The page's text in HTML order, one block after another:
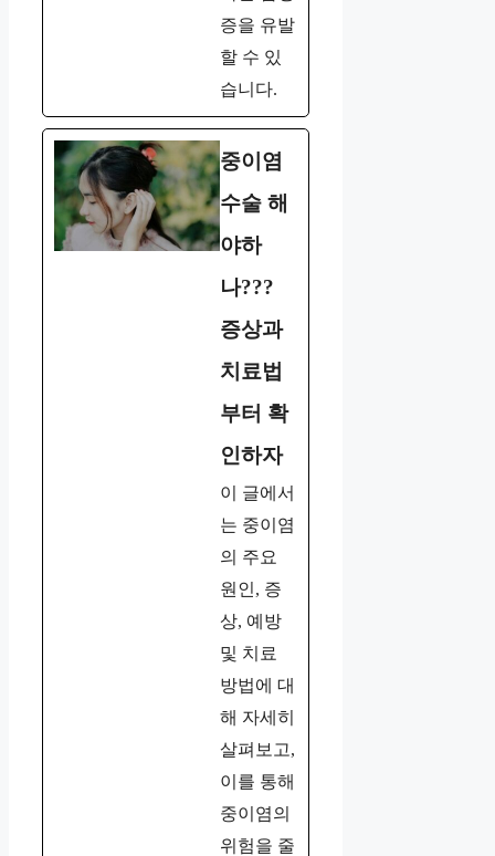
증을 유발
할 수 있
습니다.
중이염
수술 해
야하
나???
증상과
치료법
부터 확
인하자
이 글에서
는 중이염
의 주요
원인, 증
상, 예방
및 치료
방법에 대
해 자세히
살펴보고,
이를 통해
중이염의
위험을 줄